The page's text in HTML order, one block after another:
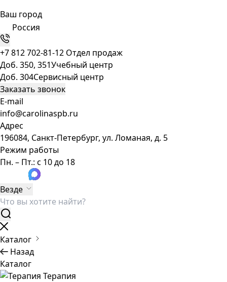
Ваш город
Россия
+7 812 702-81-12 Отдел продаж
Доб. 350, 351Учебный центр
Доб. 304Сервисный центр
Заказать звонок
E-mail
info@carolinaspb.ru
Адрес
196084, Санкт-Петербург, ул. Ломаная, д. 5
Режим работы
Пн. – Пт.: с 10 до 18
Везде
Каталог
Назад
Каталог
Терапия